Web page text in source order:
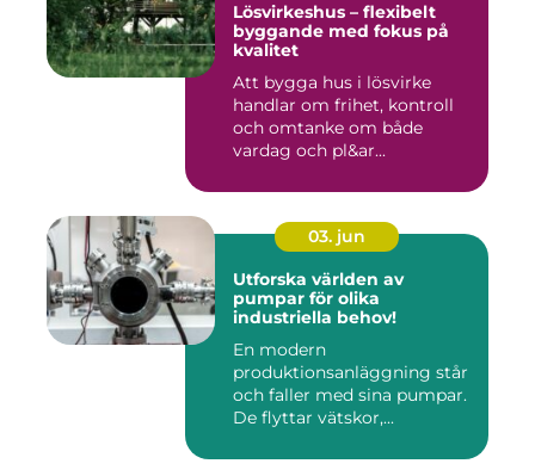
Lösvirkeshus – flexibelt
byggande med fokus på
kvalitet
Att bygga hus i lösvirke
handlar om frihet, kontroll
och omtanke om både
vardag och pl&ar...
03. jun
Utforska världen av
pumpar för olika
industriella behov!
En modern
produktionsanläggning står
och faller med sina pumpar.
De flyttar vätskor,...